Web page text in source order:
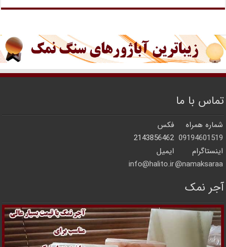
تماس با ما
شماره همراه
فکس
09194601519
2143856462
اینستاگرام
ایمیل
namaksaraa@
info@halito.ir
آجر نمک